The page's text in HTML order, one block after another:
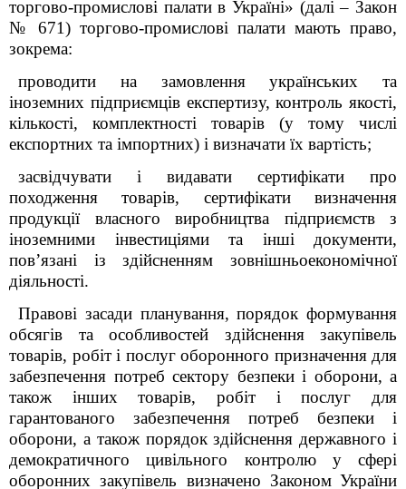
торгово-промислові палати в Україні» (далі – Закон
№
671) торгово-промислові палати мають право,
зокрема:
проводити на замовлення українських та
іноземних підприємців експертизу, контроль якості,
кількості, комплектності товарів (у тому числі
експортних та імпортних) і визначати їх вартість;
засвідчувати і видавати сертифікати про
походження товарів, сертифікати визначення
продукції власного виробництва підприємств з
іноземними інвестиціями та інші документи,
пов’язані із здійсненням зовнішньоекономічної
діяльності.
Правові засади планування, порядок формування
обсягів та особливостей здійснення закупівель
товарів, робіт і послуг оборонного призначення для
забезпечення потреб сектору безпеки і оборони, а
також інших товарів, робіт і послуг для
гарантованого забезпечення потреб безпеки і
оборони, а також порядок здійснення державного і
демократичного цивільного контролю у сфері
оборонних закупівель визначено Законом України